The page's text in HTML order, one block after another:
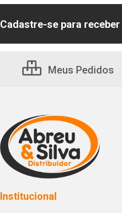
Cadastre-se para
Meus Pedidos
Institucional